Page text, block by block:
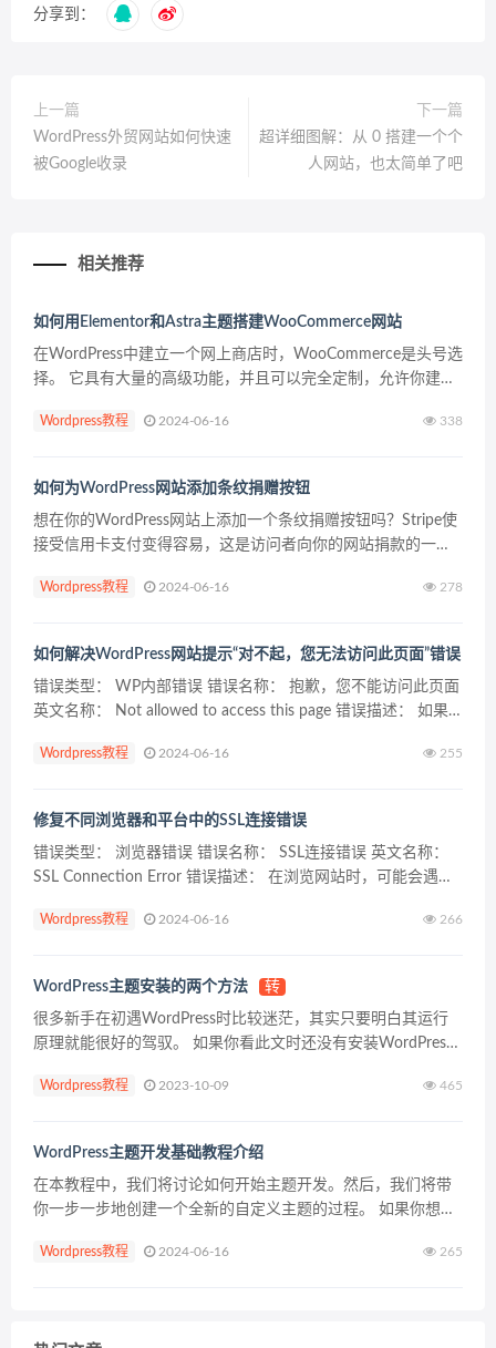
分享到：
上一篇
WordPress外贸网站如何快速
被Google收录
下一篇
超详细图解：从 0 搭建一个个
人网站，也太简单了吧
相关推荐
如何用Elementor和Astra主题搭建WooCommerce网站
在WordPress中建立一个网上商店时，WooCommerce是头号选
择。 它具有大量的高级功能，并且可以完全定制，允许你建立
想用最流行的页面生成器Element...
Wordpress教程 2024-06-16 338
如何为WordPress网站添加条纹捐赠按钮
想在你的WordPress网站上添加一个条纹捐赠按钮吗？Stripe使
接受信用卡支付变得容易，这是访问者向你的网站捐款的一种
我们将重点创建一个非常简单的条纹捐赠按钮...
Wordpress教程 2024-06-16 278
如何解决WordPress网站提示“对不起，您无法访问此页面”错误
错误类型： WP内部错误 错误名称： 抱歉，您不能访问此页面
英文名称： Not allowed to access this page 错误描述： 如果
链接时看到“...
Wordpress教程 2024-06-16 255
修复不同浏览器和平台中的SSL连接错误
错误类型： 浏览器错误 错误名称： SSL连接错误 英文名称：
SSL Connection Error 错误描述： 在浏览网站时，可能会遇到
成的，而另一些错误是...
Wordpress教程 2024-06-16 266
WordPress主题安装的两个方法 转
很多新手在初遇WordPress时比较迷茫，其实只要明白其运行
原理就能很好的驾驭。 如果你看此文时还没有安装WordPress
比喻：WordPress程序是...
Wordpress教程 2023-10-09 465
WordPress主题开发基础教程介绍
在本教程中，我们将讨论如何开始主题开发。然后，我们将带
你一步一步地创建一个全新的自定义主题的过程。 如果你想做
可用，但是很难找到一个具有你需要的外观和功能的。...
Wordpress教程 2024-06-16 265